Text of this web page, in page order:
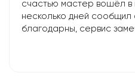
счастью мастер вошёл в
несколько дней сообщил
благодарны, сервис